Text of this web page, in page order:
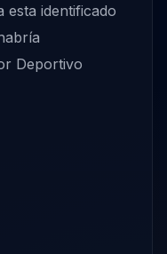
esta identificado
Deportivo